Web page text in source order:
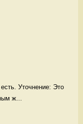
Уточнение: Это
ж...